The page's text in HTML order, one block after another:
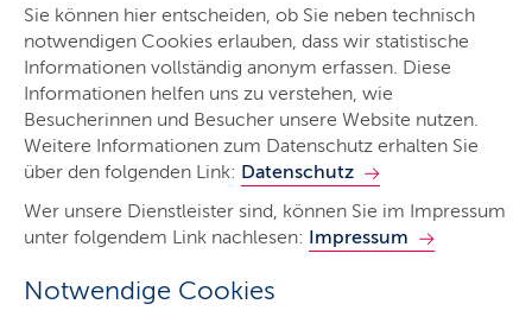
Sie können hier entscheiden, ob Sie neben technisch
notwendigen Cookies erlauben, dass wir statistische
Informationen vollständig anonym erfassen. Diese
Informationen helfen uns zu verstehen, wie
Besucherinnen und Besucher unsere Website nutzen.
Weitere Informationen zum Datenschutz erhalten Sie
über den folgenden Link: Datenschutz
Wer unsere Dienstleister sind, können Sie im Impressum
unter folgendem Link nachlesen: Impressum
Notwendige Cookies
Amtsgericht Rendsburg
Gerichte & Justizbehörden
Start